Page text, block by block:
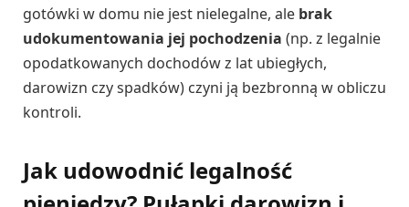
gotówki w domu nie jest nielegalne, ale brak
udokumentowania jej pochodzenia (np. z legalnie
opodatkowanych dochodów z lat ubiegłych,
darowizn czy spadków) czyni ją bezbronną w obliczu
kontroli.
Jak udowodnić legalność